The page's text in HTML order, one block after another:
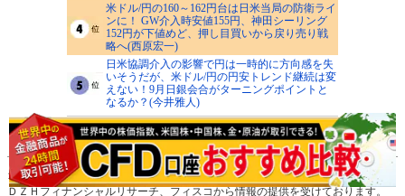
米ドル/円の160～162円台は日米当局の防衛ライ
ンに！ GW介入時安値155円、神田シーリング
152円が下値めど、押し目買いから戻り売り戦
略へ(西原宏一)
日米協調介入の影響で円は一時的に方向感を失
いそうだが、米ドル/円の円安トレンド継続は変
えない！9月日銀会合がターニングポイントと
なるか？(今井雅人)
>>人気記事一覧を見る
当ウェブサイトにおけるデータは、セントラル短資ＦＸ、クォンツ・リサーチ、
ＤＺＨフィナンシャルリサーチ、フィスコから情報の提供を受けております。